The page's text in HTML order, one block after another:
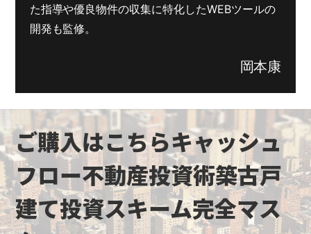
た指導や優良物件の収集に特化したWEBツールの
開発も監修。
岡本康
ご購入はこちらキャッシュ
フロー不動産投資術築古戸
建て投資スキーム完全マス